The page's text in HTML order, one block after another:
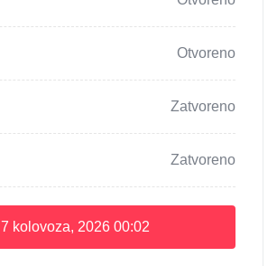
Otvoreno
Zatvoreno
Zatvoreno
7 kolovoza, 2026 00:02